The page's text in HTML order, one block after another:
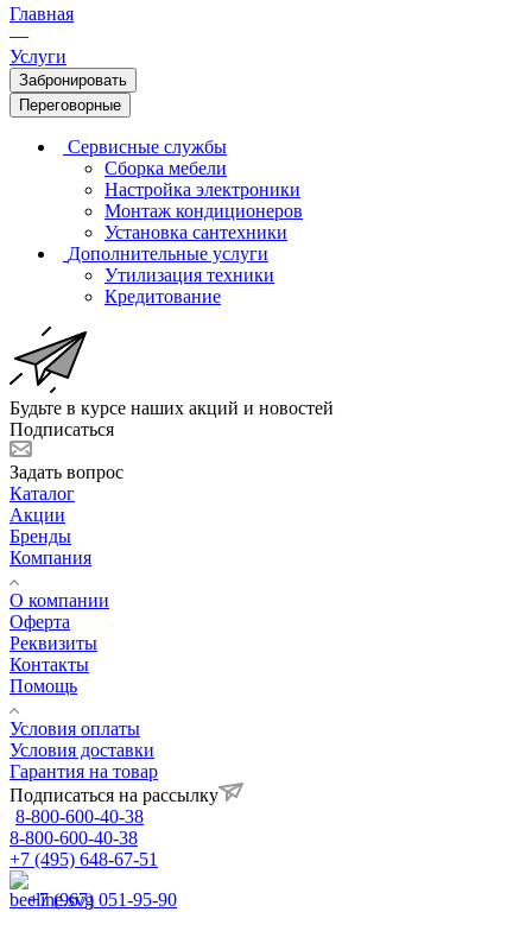
Главная
—
Услуги
Забронировать
Переговорные
Сервисные службы
Сборка мебели
Настройка электроники
Монтаж кондиционеров
Установка сантехники
Дополнительные услуги
Утилизация техники
Кредитование
Будьте в курсе наших акций и новостей
Подписаться
Задать вопрос
Каталог
Акции
Бренды
Компания
О компании
Оферта
Реквизиты
Контакты
Помощь
Условия оплаты
Условия доставки
Гарантия на товар
Подписаться на рассылку
8-800-600-40-38
8-800-600-40-38
+7 (495) 648-67-51
+7 (967) 051-95-90